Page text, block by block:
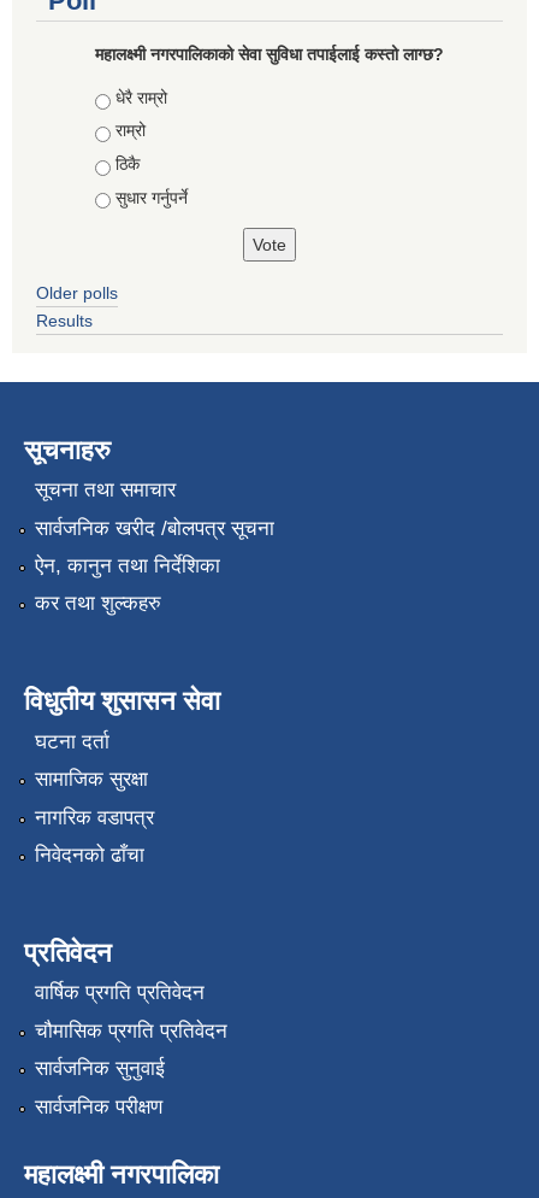
महालक्ष्मी नगरपालिकाको सेवा सुविधा तपाईलाई कस्तो लाग्छ?
Choices
धेरै राम्रो
राम्रो
ठिकै
सुधार गर्नुपर्ने
Older polls
Results
सूचनाहरु
सूचना तथा समाचार
सार्वजनिक खरीद /बोलपत्र सूचना
ऐन, कानुन तथा निर्देशिका
कर तथा शुल्कहरु
विधुतीय शुसासन सेवा
घटना दर्ता
सामाजिक सुरक्षा
नागरिक वडापत्र
निवेदनको ढाँचा
प्रतिवेदन
वार्षिक प्रगति प्रतिवेदन
चौमासिक प्रगति प्रतिवेदन
सार्वजनिक सुनुवाई
सार्वजनिक परीक्षण
महालक्ष्मी नगरपालिका